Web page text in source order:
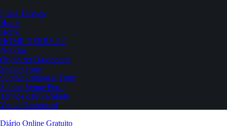
Ficha Técnica
Home
Home
HOME DERBY 2.0
Notícias
Organizer Dashboard
Sample Page
Submit Organizer Form
Submit Venue Form
Termos e Privacidade
Venue Dashboard
Diário Online Gratuito